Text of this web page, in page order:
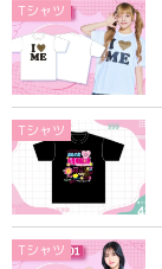
Tシャツ
Tシャツ
Tシャツ